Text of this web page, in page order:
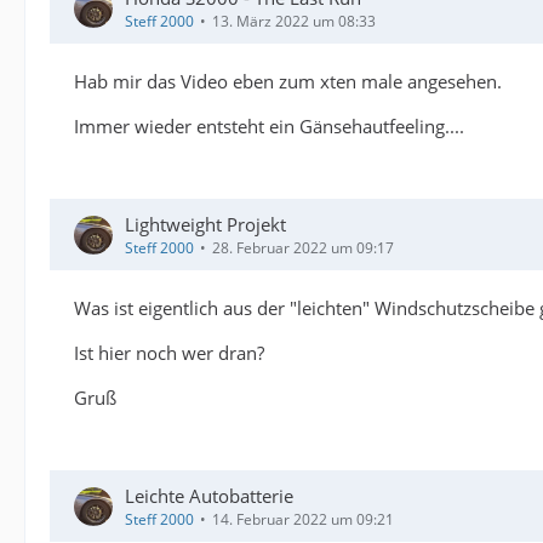
Steff 2000 13. März 2022 um 08:33
Hab mir das Video eben zum xten male angesehen.
Immer wieder entsteht ein Gänsehautfeeling....
Lightweight Projekt
Steff 2000 28. Februar 2022 um 09:17
Was ist eigentlich aus der "leichten" Windschutzscheibe
Ist hier noch wer dran?
Gruß
Leichte Autobatterie
Steff 2000 14. Februar 2022 um 09:21